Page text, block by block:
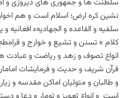
سلطنت ها و جمهوری های دیروزی و
نشین کره ارض؛ اسلام است و هم
سلفیه و القاعده و الجهادیهء افغانیه
کلام » تسنن و تشیع و خوارج و
انواع تصوف و زهد و ریاضت و عبادت
قرآن شریف و حدیث و فرمایشات
و طالبان و متولیان اماکن مقدسه و